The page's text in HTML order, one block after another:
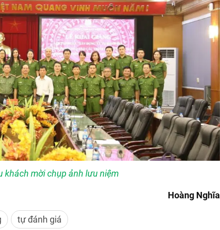
khách mời chụp ảnh lưu niệm
Hoàng Nghĩa
tự đánh giá